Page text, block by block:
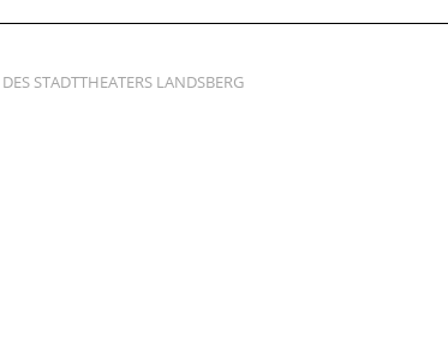
STADTTHEATERS LANDSBERG